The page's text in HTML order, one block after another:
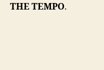
THE TEMPO.